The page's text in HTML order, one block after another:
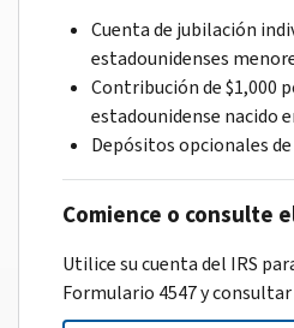
Cuenta de jubilación
estadounidenses
Contribución de $1,000
estadounidense nacido
Depósitos opcionales
Comience o consulte
Utilice su cuenta del IRS
Formulario 4547 y consultar